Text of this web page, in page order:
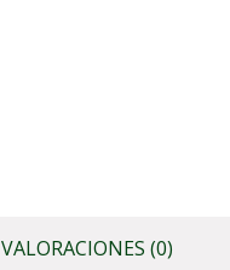
VALORACIONES (0)